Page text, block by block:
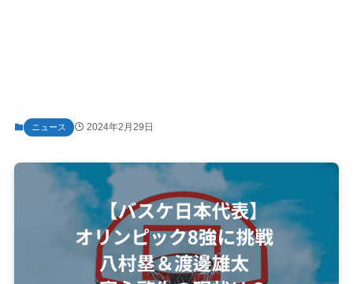
ニュース 2024年2月29日